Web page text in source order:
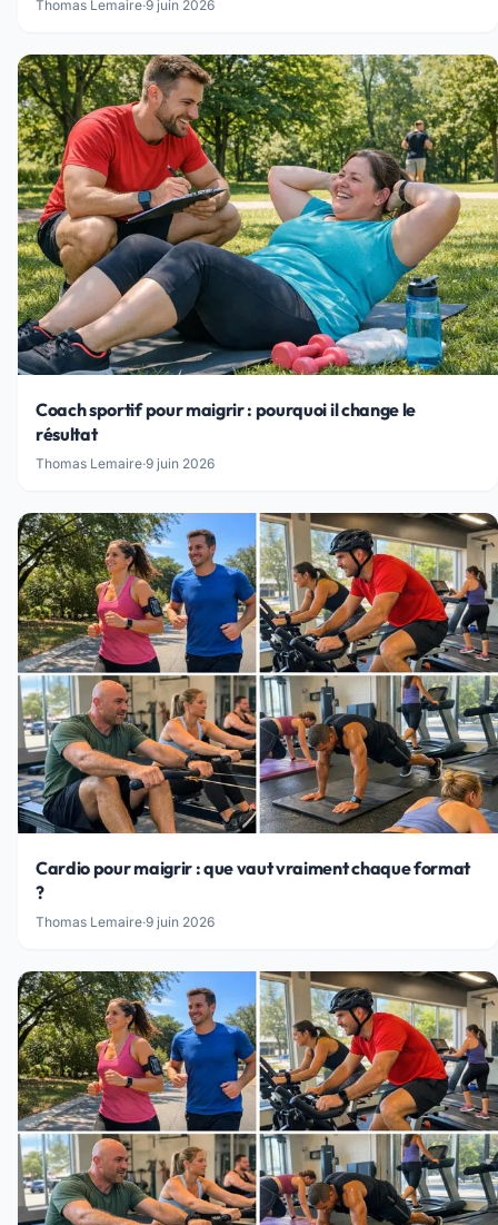
Thomas Lemaire·9 juin 2026
Coach sportif pour maigrir : pourquoi il change le
résultat
Thomas Lemaire·9 juin 2026
Cardio pour maigrir : que vaut vraiment chaque format
?
Thomas Lemaire·9 juin 2026